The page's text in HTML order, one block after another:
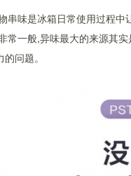
串味是冰箱日常使用过程
常一般,异味最大的来源其
问题。